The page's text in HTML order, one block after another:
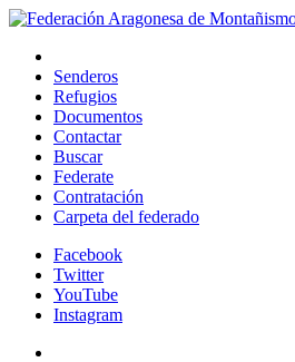
Senderos
Refugios
Documentos
Contactar
Buscar
Federate
Contratación
Carpeta del federado
Facebook
Twitter
YouTube
Instagram